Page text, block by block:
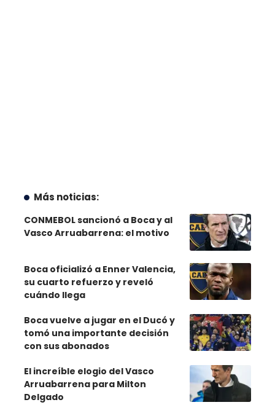
Más noticias:
CONMEBOL sancionó a Boca y al
Vasco Arruabarrena: el motivo
Boca oficializó a Enner Valencia,
su cuarto refuerzo y reveló
cuándo llega
Boca vuelve a jugar en el Ducó y
tomó una importante decisión
con sus abonados
El increíble elogio del Vasco
Arruabarrena para Milton
Delgado